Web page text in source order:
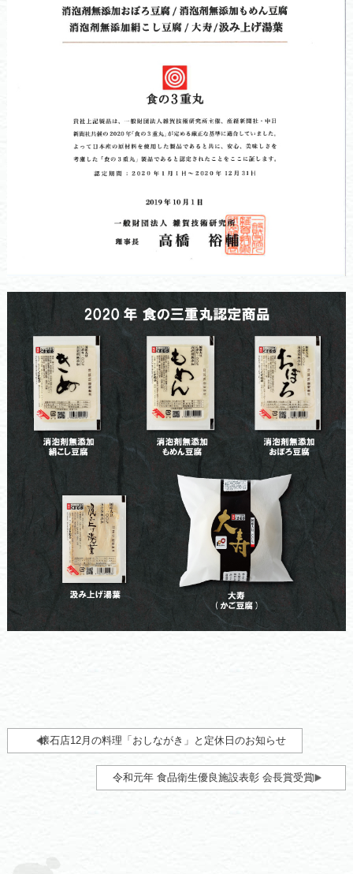
懐石店12月の料理「おしながき」と定休日のお知らせ
令和元年 食品衛生優良施設表彰 会長賞受賞